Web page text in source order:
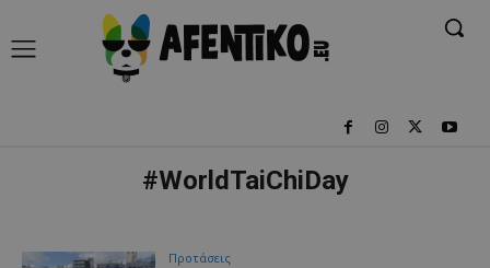
#WorldTaiChiDay
Προτάσεις